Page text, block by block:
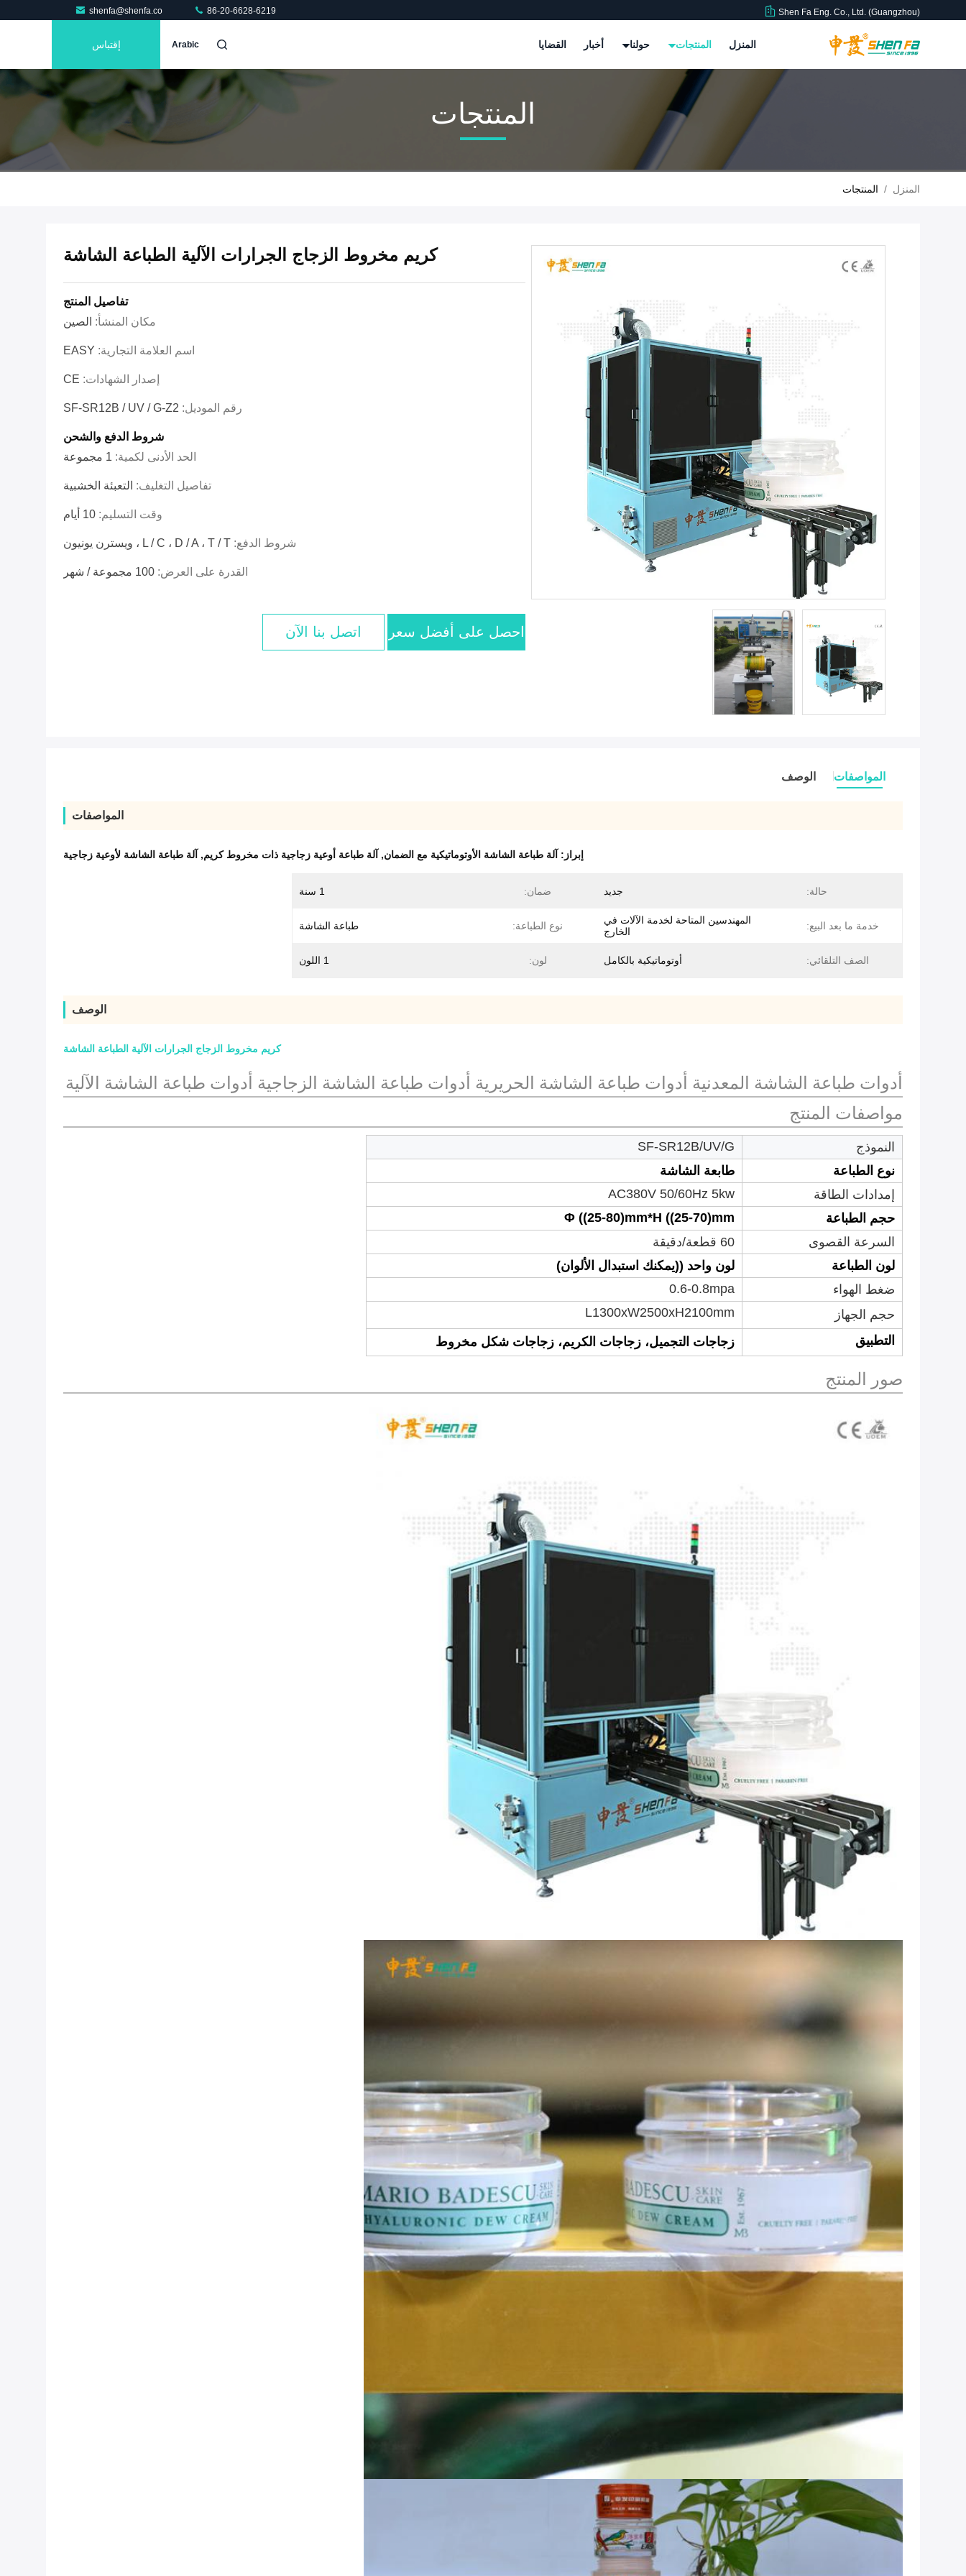
Shen Fa Eng. Co., Ltd. (Guangzhou)
shenfa@shenfa.co 86-20-6628-6219
المنزل المنتجات حولنا أخبار القضايا Arabic إقتباس
المنتجات
المنزل / المنتجات
كريم مخروط الزجاج الجرارات الآلية الطباعة الشاشة
تفاصيل المنتج
مكان المنشأ: الصين
اسم العلامة التجارية: EASY
إصدار الشهادات: CE
رقم الموديل: SF-SR12B / UV / G-Z2
شروط الدفع والشحن
الحد الأدنى لكمية: 1 مجموعة
تفاصيل التغليف: التعبئة الخشبية
وقت التسليم: 10 أيام
شروط الدفع: L / C ، D / A ، T / T ، ويسترن يونيون
القدرة على العرض: 100 مجموعة / شهر
احصل على أفضل سعر اتصل بنا الآن
المواصفات الوصف
المواصفات
إبراز: آلة طباعة الشاشة الأوتوماتيكية مع الضمان, آلة طباعة أوعية زجاجية ذات مخروط كريم, آلة طباعة الشاشة لأوعية زجاجية
حالة: جديد ضمان: 1 سنة
خدمة ما بعد البيع:
المهندسين المتاحة لخدمة الآلات في
الخارج
نوع الطباعة: طباعة الشاشة
الصف التلقائي: أوتوماتيكية بالكامل لون: 1 اللون
الوصف
كريم مخروط الزجاج الجرارات الآلية الطباعة الشاشة
أدوات طباعة الشاشة المعدنية أدوات طباعة الشاشة الحريرية أدوات طباعة الشاشة الزجاجية أدوات طباعة الشاشة الآلية
مواصفات المنتج
النموذج
SF-SR12B/UV/G
نوع الطباعة
طابعة الشاشة
إمدادات الطاقة
AC380V 50/60Hz 5kw
حجم الطباعة
Φ ((25-80)mm*H ((25-70)mm
السرعة القصوى
60 قطعة/دقيقة
لون الطباعة
لون واحد ((يمكنك استبدال الألوان)
ضغط الهواء
0.6-0.8mpa
حجم الجهاز
L1300xW2500xH2100mm
التطبيق
زجاجات التجميل، زجاجات الكريم، زجاجات شكل مخروط
صور المنتج